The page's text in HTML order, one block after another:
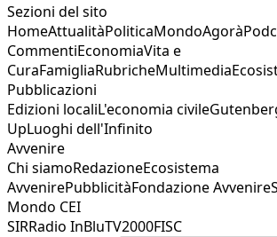
Sezioni del sito
HomeAttualitàPoliticaMondoAgorà
CommentiEconomiaVita e
CuraFamigliaRubricheMultimedia
Pubblicazioni
Edizioni localiL'economia civile
UpLuoghi dell'Infinito
Avvenire
Chi siamoRedazioneEcosistema
AvvenirePubblicitàFondazione Avvenire
Mondo CEI
SIRRadio InBluTV2000FISC